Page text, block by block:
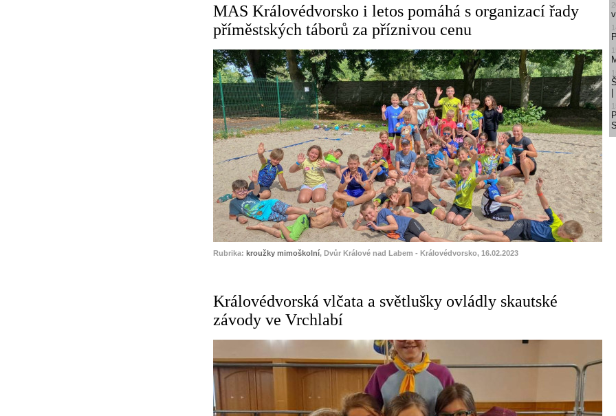
MAS Královédvorsko i letos pomáhá s organizací řady
příměstských táborů za příznivou cenu
Rubrika: kroužky mimoškolní, Dvůr Králové nad Labem - Královédvorsko, 16.02.2023
Královédvorská vlčata a světlušky ovládly skautské
závody ve Vrchlabí